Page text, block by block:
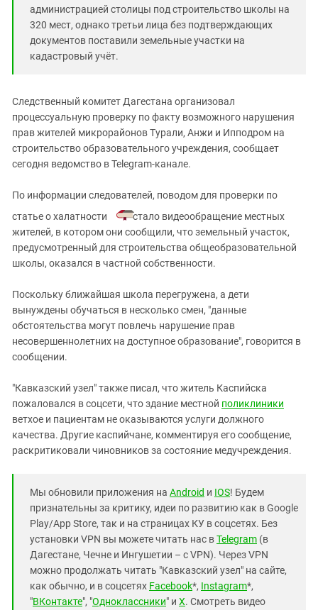
администрацией столицы под строительство школы на
320 мест, однако третьи лица без подтверждающих
документов поставили земельные участки на
кадастровый учёт.
Следственный комитет Дагестана организовал
процессуальную проверку по факту возможного нарушения
прав жителей микрорайонов Турали, Анжи и Ипподром на
строительство образовательного учреждения, сообщает
сегодня ведомство в Telegram-канале.
По информации следователей, поводом для проверки по
статье о халатности
стало видеообращение местных
жителей, в котором они сообщили, что земельный участок,
предусмотренный для строительства общеобразовательной
школы, оказался в частной собственности.
Поскольку ближайшая школа перегружена, а дети
вынуждены обучаться в несколько смен, "данные
обстоятельства могут повлечь нарушение прав
несовершеннолетних на доступное образование", говорится в
сообщении.
"Кавказский узел" также писал, что житель Каспийска
пожаловался в соцсети, что здание местной поликлиники
ветхое и пациентам не оказываются услуги должного
качества. Другие каспийчане, комментируя его сообщение,
раскритиковали чиновников за состояние медучреждения.
Мы обновили приложения на Android и IOS! Будем
признательны за критику, идеи по развитию как в Google
Play/App Store, так и на страницах КУ в соцсетях. Без
установки VPN вы можете читать нас вTelegram (в
Дагестане, Чечне и Ингушетии – с VPN). Через VPN
можно продолжать читать "Кавказский узел" на сайте,
как обычно, и в соцсетях Facebook*, Instagram*,
"ВКонтакте", "Одноклассники" и X. Смотреть видео